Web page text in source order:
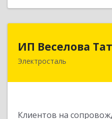
ИП Веселова
Электросталь
Клиентов на
144000,